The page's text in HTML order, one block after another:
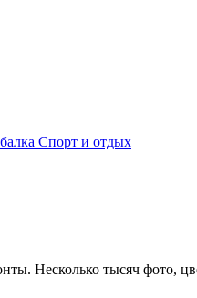
Спорт и отдых
Несколько тысяч фото,